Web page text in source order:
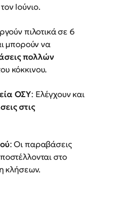
Ιούνιο.
πιλοτικά σε 6
μπορούν να
πολλών
κόκκινου.
ΟΣΥ: Ελέγχουν και
στις
: Οι παραβάσεις
στο
κλήσεων.